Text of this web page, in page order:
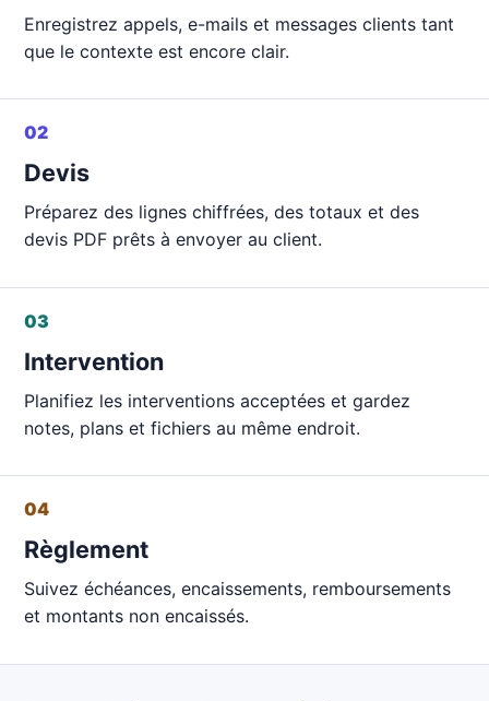
Enregistrez appels, e-mails et messages clients tant
que le contexte est encore clair.
02
Devis
Préparez des lignes chiffrées, des totaux et des
devis PDF prêts à envoyer au client.
03
Intervention
Planifiez les interventions acceptées et gardez
notes, plans et fichiers au même endroit.
04
Règlement
Suivez échéances, encaissements, remboursements
et montants non encaissés.